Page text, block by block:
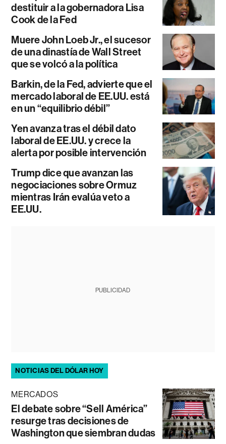
destituir a la gobernadora Lisa
Cook de la Fed
Muere John Loeb Jr., el sucesor
de una dinastía de Wall Street
que se volcó a la política
Barkin, de la Fed, advierte que el
mercado laboral de EE.UU. está
en un “equilibrio débil”
Yen avanza tras el débil dato
laboral de EE.UU. y crece la
alerta por posible intervención
Trump dice que avanzan las
negociaciones sobre Ormuz
mientras Irán evalúa veto a
EE.UU.
PUBLICIDAD
NOTICIAS DEL DÓLAR HOY
MERCADOS
El debate sobre “Sell América”
resurge tras decisiones de
Washington que siembran dudas